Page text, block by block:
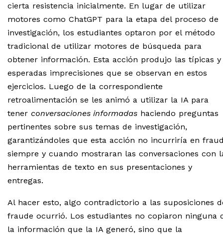
cierta resistencia inicialmente. En lugar de utilizar
motores como ChatGPT para la etapa del proceso de
investigación, los estudiantes optaron por el método
tradicional de utilizar motores de búsqueda para
obtener información. Esta acción produjo las típicas y
esperadas imprecisiones que se observan en estos
ejercicios. Luego de la correspondiente
retroalimentación se les animó a utilizar la IA para
tener conversaciones informadas haciendo preguntas
pertinentes sobre sus temas de investigación,
garantizándoles que esta acción no incurriría en
siempre y cuando mostraran las conversaciones con
herramientas de texto en sus presentaciones y
entregas.
Al hacer esto, algo contradictorio a las suposiciones
fraude ocurrió. Los estudiantes no copiaron ninguna
la información que la IA generó, sino que la